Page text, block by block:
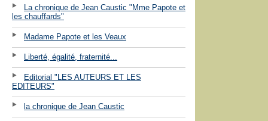
La chronique de Jean Caustic "Mme Papote et
les chauffards"
Madame Papote et les Veaux
Liberté, égalité, fraternité...
Editorial "LES AUTEURS ET LES
EDITEURS"
la chronique de Jean Caustic